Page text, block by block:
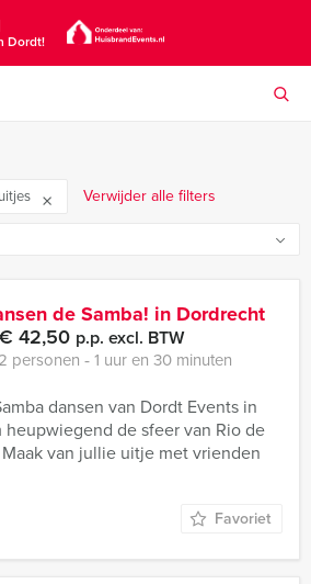
Dordt!
Verwijder alle filters
de Samba! in Dordrecht
42,50 p.p. excl. BTW
personen ‐ 1 uur en 30 minuten
dansen van Dordt Events in
de sfeer van Rio de
van jullie uitje met vrienden
Favoriet